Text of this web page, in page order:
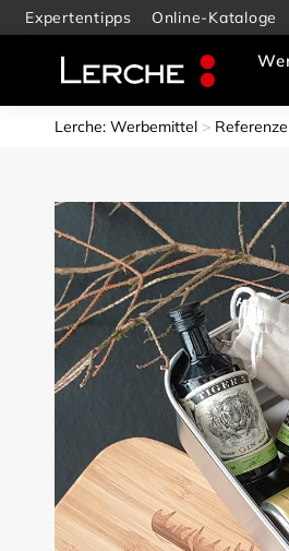
Expertentipps Online-Kataloge
Lerche: Werbemittel